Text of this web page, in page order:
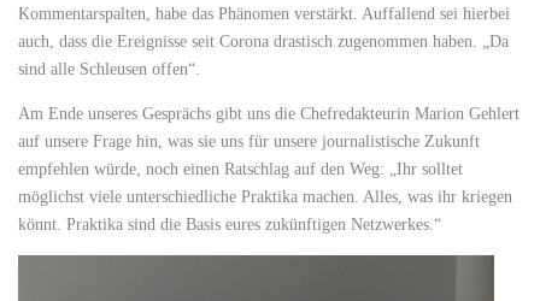
Kommentarspalten, habe das Phänomen verstärkt. Auffallend sei hierbei
auch, dass die Ereignisse seit Corona drastisch zugenommen haben. „Da
sind alle Schleusen offen“.
Am Ende unseres Gesprächs gibt uns die Chefredakteurin Marion Gehlert
auf unsere Frage hin, was sie uns für unsere journalistische Zukunft
empfehlen würde, noch einen Ratschlag auf den Weg: „Ihr solltet
möglichst viele unterschiedliche Praktika machen. Alles, was ihr kriegen
könnt. Praktika sind die Basis eures zukünftigen Netzwerkes.“